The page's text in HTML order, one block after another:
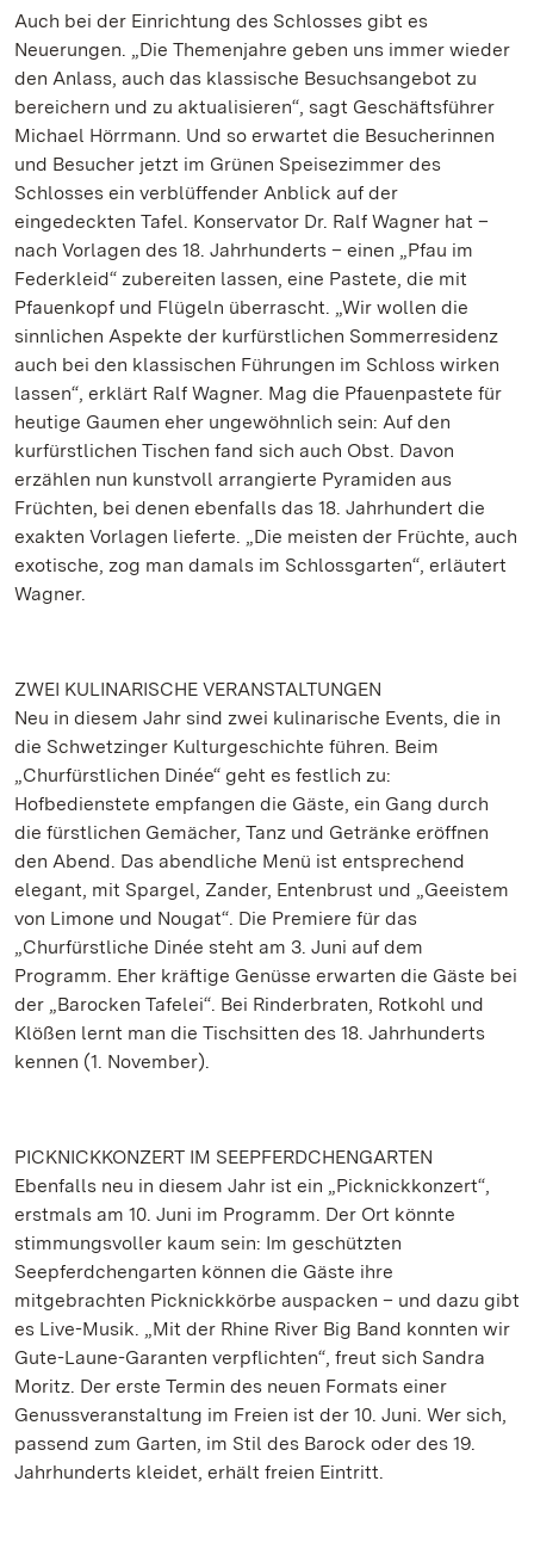
Auch bei der Einrichtung des Schlosses gibt es
Neuerungen. „Die Themenjahre geben uns immer wieder
den Anlass, auch das klassische Besuchsangebot zu
bereichern und zu aktualisieren“, sagt Geschäftsführer
Michael Hörrmann. Und so erwartet die Besucherinnen
und Besucher jetzt im Grünen Speisezimmer des
Schlosses ein verblüffender Anblick auf der
eingedeckten Tafel. Konservator Dr. Ralf Wagner hat –
nach Vorlagen des 18. Jahrhunderts – einen „Pfau im
Federkleid“ zubereiten lassen, eine Pastete, die mit
Pfauenkopf und Flügeln überrascht. „Wir wollen die
sinnlichen Aspekte der kurfürstlichen Sommerresidenz
auch bei den klassischen Führungen im Schloss wirken
lassen“, erklärt Ralf Wagner. Mag die Pfauenpastete für
heutige Gaumen eher ungewöhnlich sein: Auf den
kurfürstlichen Tischen fand sich auch Obst. Davon
erzählen nun kunstvoll arrangierte Pyramiden aus
Früchten, bei denen ebenfalls das 18. Jahrhundert die
exakten Vorlagen lieferte. „Die meisten der Früchte, auch
exotische, zog man damals im Schlossgarten“, erläutert
Wagner.
ZWEI KULINARISCHE VERANSTALTUNGEN
Neu in diesem Jahr sind zwei kulinarische Events, die in
die Schwetzinger Kulturgeschichte führen. Beim
„Churfürstlichen Dinée“ geht es festlich zu:
Hofbedienstete empfangen die Gäste, ein Gang durch
die fürstlichen Gemächer, Tanz und Getränke eröffnen
den Abend. Das abendliche Menü ist entsprechend
elegant, mit Spargel, Zander, Entenbrust und „Geeistem
von Limone und Nougat“. Die Premiere für das
„Churfürstliche Dinée steht am 3. Juni auf dem
Programm. Eher kräftige Genüsse erwarten die Gäste bei
der „Barocken Tafelei“. Bei Rinderbraten, Rotkohl und
Klößen lernt man die Tischsitten des 18. Jahrhunderts
kennen (1. November).
PICKNICKKONZERT IM SEEPFERDCHENGARTEN
Ebenfalls neu in diesem Jahr ist ein „Picknickkonzert“,
erstmals am 10. Juni im Programm. Der Ort könnte
stimmungsvoller kaum sein: Im geschützten
Seepferdchengarten können die Gäste ihre
mitgebrachten Picknickkörbe auspacken – und dazu gibt
es Live-Musik. „Mit der Rhine River Big Band konnten wir
Gute-Laune-Garanten verpflichten“, freut sich Sandra
Moritz. Der erste Termin des neuen Formats einer
Genussveranstaltung im Freien ist der 10. Juni. Wer sich,
passend zum Garten, im Stil des Barock oder des 19.
Jahrhunderts kleidet, erhält freien Eintritt.